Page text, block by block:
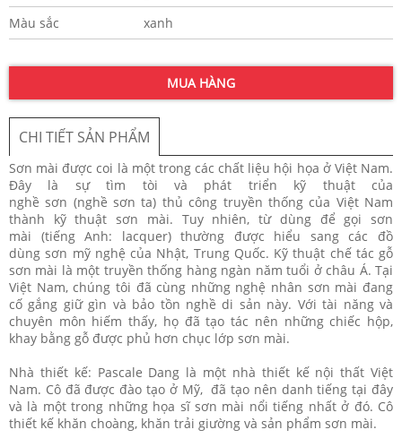
Màu sắc
xanh
MUA HÀNG
CHI TIẾT SẢN PHẨM
Sơn mài được coi là một trong các chất liệu hội họa ở Việt Nam.
Đây là sự tìm tòi và phát triển kỹ thuật của
nghề sơn (nghề sơn ta) thủ công truyền thống của Việt Nam
thành kỹ thuật sơn mài. Tuy nhiên, từ dùng để gọi sơn
mài (tiếng Anh: lacquer) thường được hiểu sang các đồ
dùng sơn mỹ nghệ của Nhật, Trung Quốc. Kỹ thuật chế tác gỗ
sơn mài là một truyền thống hàng ngàn năm tuổi ở châu Á. Tại
Việt Nam, chúng tôi đã cùng những nghệ nhân sơn mài đang
cố gắng giữ gìn và bảo tồn nghề di sản này. Với tài năng và
chuyên môn hiếm thấy, họ đã tạo tác nên những chiếc hộp,
khay bằng gỗ được phủ hơn chục lớp sơn mài.
Nhà thiết kế: Pascale Dang là một nhà thiết kế nội thất Việt
Nam. Cô đã được đào tạo ở Mỹ, đã tạo nên danh tiếng tại đây
và là một trong những họa sĩ sơn mài nổi tiếng nhất ở đó. Cô
thiết kế khăn choàng, khăn trải giường và sản phẩm sơn mài.